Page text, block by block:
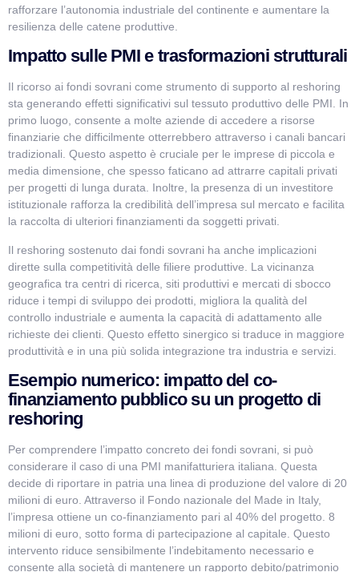
rafforzare l’autonomia industriale del continente e aumentare la
resilienza delle catene produttive.
Impatto sulle PMI e trasformazioni strutturali
Il ricorso ai fondi sovrani come strumento di supporto al reshoring
sta generando effetti significativi sul tessuto produttivo delle PMI. In
primo luogo, consente a molte aziende di accedere a risorse
finanziarie che difficilmente otterrebbero attraverso i canali bancari
tradizionali. Questo aspetto è cruciale per le imprese di piccola e
media dimensione, che spesso faticano ad attrarre capitali privati
per progetti di lunga durata. Inoltre, la presenza di un investitore
istituzionale rafforza la credibilità dell’impresa sul mercato e facilita
la raccolta di ulteriori finanziamenti da soggetti privati.
Il reshoring sostenuto dai fondi sovrani ha anche implicazioni
dirette sulla competitività delle filiere produttive. La vicinanza
geografica tra centri di ricerca, siti produttivi e mercati di sbocco
riduce i tempi di sviluppo dei prodotti, migliora la qualità del
controllo industriale e aumenta la capacità di adattamento alle
richieste dei clienti. Questo effetto sinergico si traduce in maggiore
produttività e in una più solida integrazione tra industria e servizi.
Esempio numerico: impatto del co-
finanziamento pubblico su un progetto di
reshoring
Per comprendere l’impatto concreto dei fondi sovrani, si può
considerare il caso di una PMI manifatturiera italiana. Questa
decide di riportare in patria una linea di produzione del valore di 20
milioni di euro. Attraverso il Fondo nazionale del Made in Italy,
l’impresa ottiene un co-finanziamento pari al 40% del progetto. 8
milioni di euro, sotto forma di partecipazione al capitale. Questo
intervento riduce sensibilmente l’indebitamento necessario e
consente alla società di mantenere un rapporto debito/patrimonio